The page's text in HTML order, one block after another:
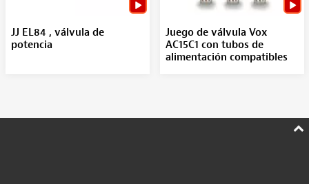
JJ EL84 , válvula de
potencia
Juego de válvula Vox
AC15C1 con tubos de
alimentación compatibles